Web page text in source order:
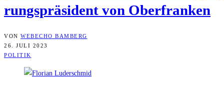
rungs­prä­si­dent von Oberfranken
VON WEBECHO BAMBERG
26. JULI 2023
POLITIK